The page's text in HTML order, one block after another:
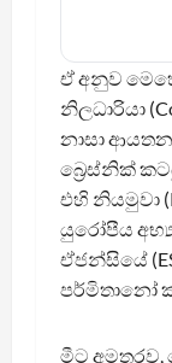
ඒ අනුව
නිලධාරියා
නාසා
බ්‍රෙස්නික්
එහි නියමුවා
යුරෝපීය
ඒජන්සියේ
පර්මිතානෝ
මීට අමතරව,